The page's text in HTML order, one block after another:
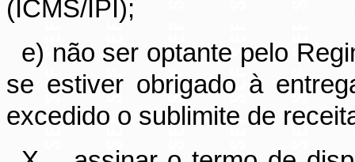
(ICMS/IPI);
e) não ser optante pelo
se estiver obrigado à
excedido o sublimite de